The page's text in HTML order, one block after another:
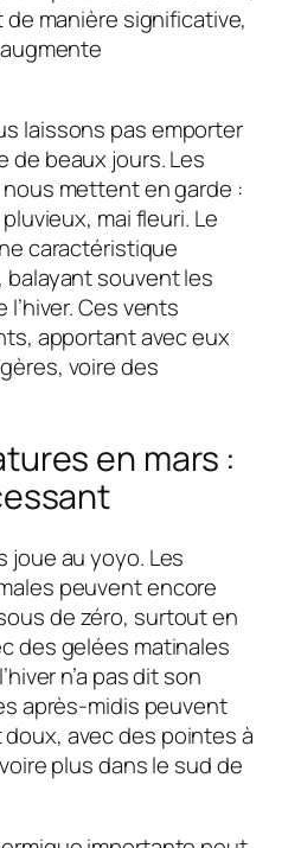
manière significative,
laissons pas emporter
de beaux jours. Les
mettent en garde :
mai fleuri. Le
caractéristique
souvent les
Ces vents
apportant avec eux
voire des
en mars :
joue au yoyo. Les
peuvent encore
de zéro, surtout en
des gelées matinales
n’a pas dit son
après-midis peuvent
avec des pointes à
plus dans le sud de